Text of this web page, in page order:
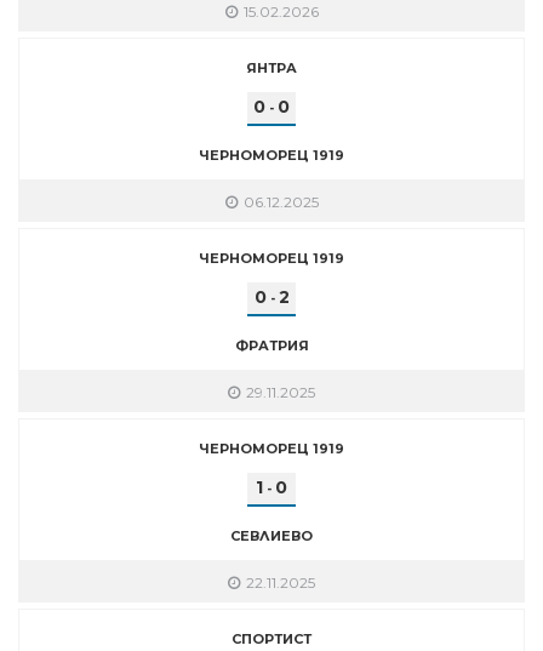
15.02.2026
ЯНТРА
0 - 0
ЧЕРНОМОРЕЦ 1919
06.12.2025
ЧЕРНОМОРЕЦ 1919
0- 2
ФРАТРИЯ
29.11.2025
ЧЕРНОМОРЕЦ 1919
1 - 0
СЕВЛИЕВО
22.11.2025
СПОРТИСТ